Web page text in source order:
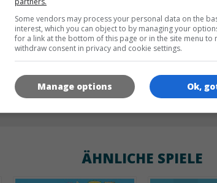
ÄHNLICHE SPIELE
Some vendors may process your personal data on the
interest, which you can object to by managing your
for a link at the bottom of this page or in the site menu to
withdraw consent in privacy and cookie settings.
Ok,
Manage options